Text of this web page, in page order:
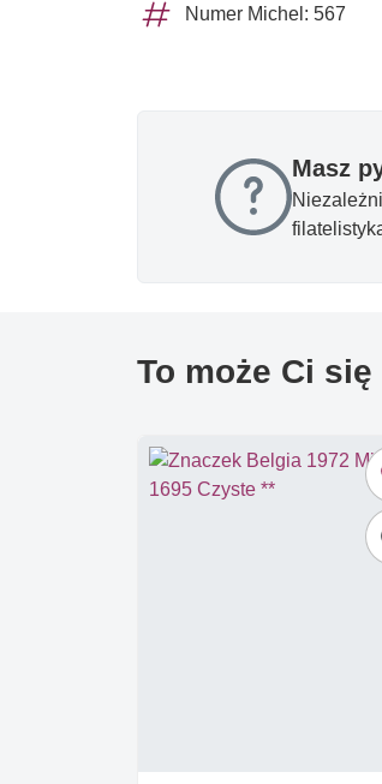
Numer Michel: 567
Masz
To może Ci